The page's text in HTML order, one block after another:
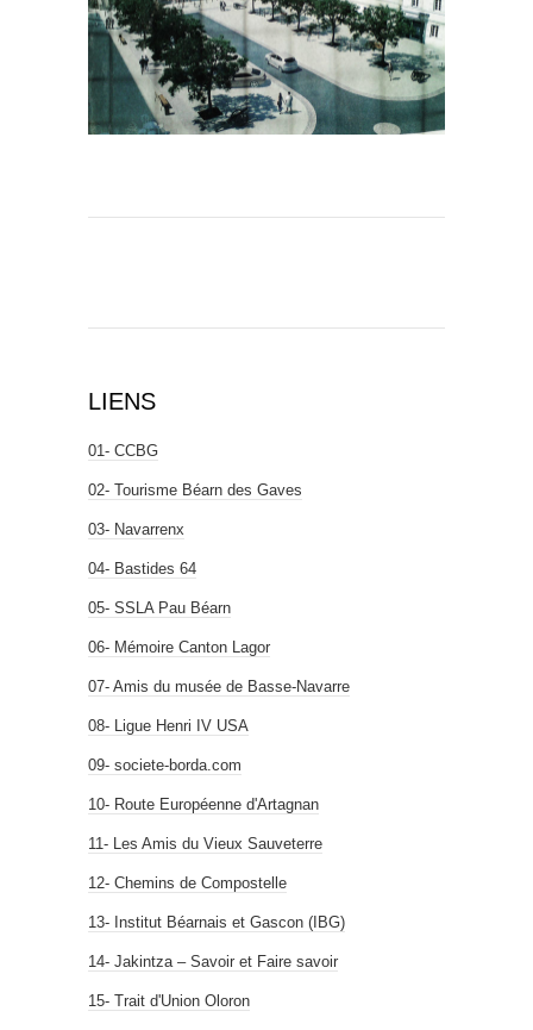
LIENS
01- CCBG
02- Tourisme Béarn des Gaves
03- Navarrenx
04- Bastides 64
05- SSLA Pau Béarn
06- Mémoire Canton Lagor
07- Amis du musée de Basse-Navarre
08- Ligue Henri IV USA
09- societe-borda.com
10- Route Européenne d'Artagnan
11- Les Amis du Vieux Sauveterre
12- Chemins de Compostelle
13- Institut Béarnais et Gascon (IBG)
14- Jakintza – Savoir et Faire savoir
15- Trait d'Union Oloron